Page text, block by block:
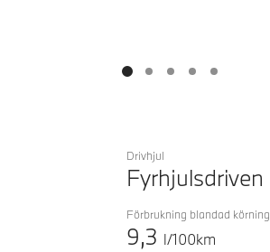
Drivhjul
Fyrhjulsdriven
Förbrukning blandad körning
9,3 l/100km